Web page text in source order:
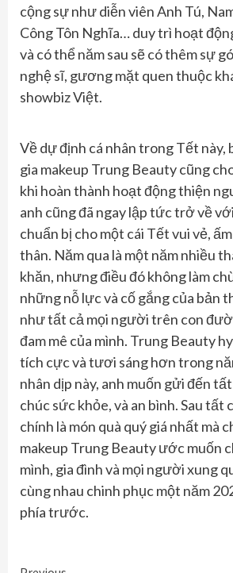
cộng sự như diễn viên Anh Tú,
Công Tôn Nghĩa… duy trì hoạt
và có thể năm sau sẽ có thêm sự
nghệ sĩ, gương mặt quen thuộc
showbiz Việt.
Về dự định cá nhân trong Tết này,
gia makeup Trung Beauty cũng
khi hoàn thành hoạt động thiện
anh cũng đã ngay lập tức trở về
chuẩn bị cho một cái Tết vui vẻ,
thân. Năm qua là một năm nhiều
khăn, nhưng điều đó không làm
những nỗ lực và cố gắng của bản
như tất cả mọi người trên con
đam mê của mình. Trung Beauty
tích cực và tươi sáng hơn trong
nhân dịp này, anh muốn gửi đến
chúc sức khỏe, và an bình. Sau tất
chính là món quà quý giá nhất mà
makeup Trung Beauty ước muốn
mình, gia đình và mọi người xung
cùng nhau chinh phục một năm
phía trước.